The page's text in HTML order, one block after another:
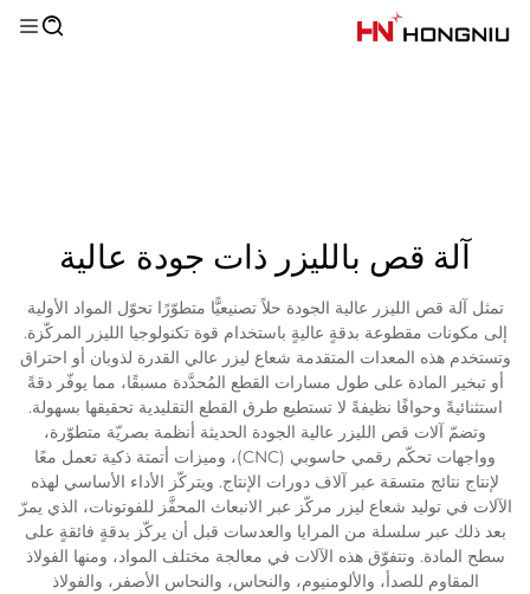
آلة قص بالليزر ذات جودة عالية
تمثل آلة قص الليزر عالية الجودة حلاً تصنيعيًّا متطوّرًا تحوّل المواد الأولية
إلى مكونات مقطوعة بدقةٍ عاليةٍ باستخدام قوة تكنولوجيا الليزر المركّزة.
وتستخدم هذه المعدات المتقدمة شعاع ليزر عالي القدرة لذوبان أو احتراق
أو تبخير المادة على طول مسارات القطع المُحدَّدة مسبقًا، مما يوفّر دقةً
استثنائيةً وحوافًا نظيفةً لا تستطيع طرق القطع التقليدية تحقيقها بسهولة.
وتضمّ آلات قص الليزر عالية الجودة الحديثة أنظمة بصريّة متطوّرة،
وواجهات تحكّم رقمي حاسوبي (CNC)، وميزات أتمتة ذكية تعمل معًا
لإنتاج نتائج متسقة عبر آلاف دورات الإنتاج. ويتركّز الأداء الأساسي لهذه
الآلات في توليد شعاع ليزر مركّز عبر الانبعاث المحفَّز للفوتونات، الذي يمرّ
بعد ذلك عبر سلسلة من المرايا والعدسات قبل أن يركّز بدقةٍ فائقةٍ على
سطح المادة. وتتفوّق هذه الآلات في معالجة مختلف المواد، ومنها الفولاذ
المقاوم للصدأ، والألومنيوم، والنحاس، والنحاس الأصفر، والفولاذ